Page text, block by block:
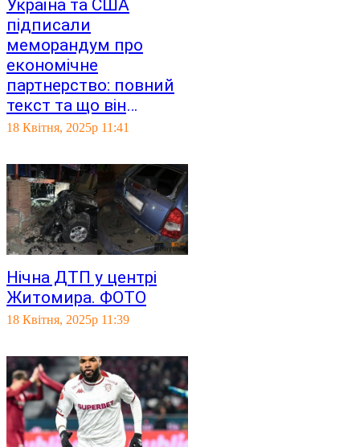
Україна та США
підписали
меморандум про
економічне
партнерство: повний
текст та що він
передбачає
18 Квітня, 2025р 11:41
Нічна ДТП у центрі
Житомира. ФОТО
18 Квітня, 2025р 11:39